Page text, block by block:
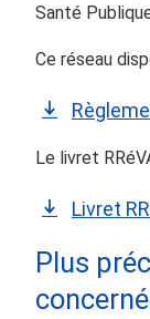
Santé
Ce réseau
Le livret
Livret
Plus